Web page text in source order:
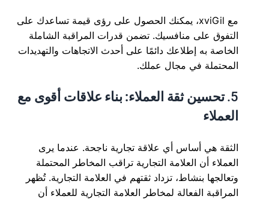
مع xviGil، يمكنك الحصول على رؤى قيمة تساعدك على
التفوق على منافسيك. تضمن قدرات المراقبة الشاملة
الخاصة به إطلاعك دائمًا على أحدث الاتجاهات والتهديدات
المحتملة في مجال عملك.
5. تحسين ثقة العملاء: بناء علاقات أقوى مع
العملاء
الثقة هي أساس أي علاقة تجارية ناجحة. عندما يرى
العملاء أن العلامة التجارية تراقب المخاطر المحتملة
وتعالجها بنشاط، تزداد ثقتهم في العلامة التجارية. تُظهر
المراقبة الفعالة لمخاطر العلامة التجارية للعملاء أن